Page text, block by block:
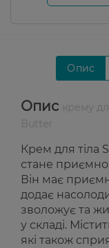
Опис
Опис
Крем для тіла
стане
Він має
додає
зволожує та
у складі.
які також